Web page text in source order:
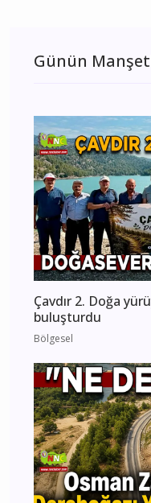
Günün
Çavdır 2. Doğa
buluşturdu
Bölgesel